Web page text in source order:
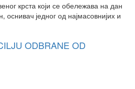
крста који се обележава на дан
оснивач једног од најмасовнијих и
ODBRANE OD